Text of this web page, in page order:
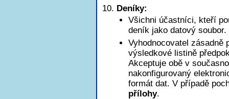
Deníky:
Všichni účastníci, kteří
deník jako datový soubor.
Vyhodnocovatel zásadně
výsledkové listině
Akceptuje obě v
nakonfigurovaný
formát dat. V případě
přílohy.